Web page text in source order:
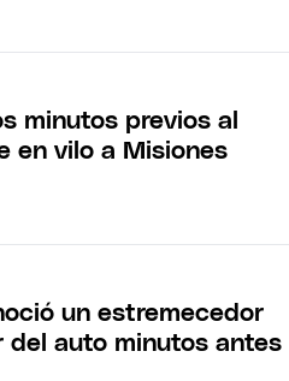
minutos previos al
en vilo a Misiones
un estremecedor
del auto minutos antes